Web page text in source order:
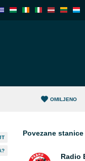
OMILJENO
Povezane stanice
Radio